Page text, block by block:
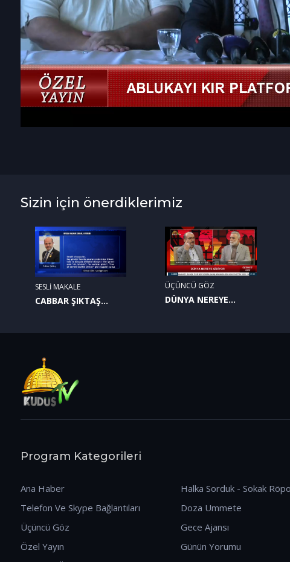
Sizin için önerdiklerimiz
SESLİ MAKALE
CABBAR ŞIKTAŞ
ÜÇÜNCÜ GÖZ
DÜNYA NEREYE
Program Kategorileri
Ana Haber
Telefon Ve Skype Bağlantıları
Üçüncü Göz
Özel Yayın
Halka Sorduk - Sokak
Doza Ummete
Gece Ajansı
Günün Yorumu